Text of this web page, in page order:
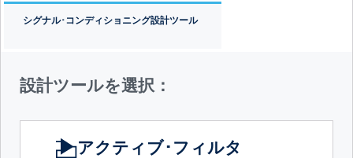
シグナル･コンディショニング設計ツール
設計ツールを選択：
アクティブ･フィルタ